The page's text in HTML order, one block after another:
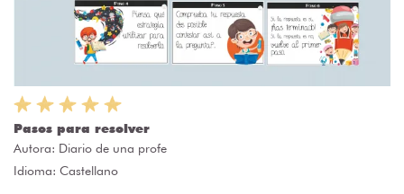
Pasos para resolver
Autora: Diario de una profe
Idioma: Castellano